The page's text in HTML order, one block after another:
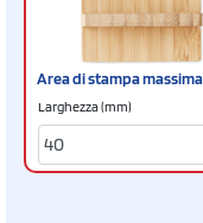
Area di stampa massima
Larghezza (mm)